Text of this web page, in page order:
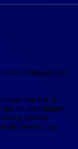
Datenquellen
von Art. 6
ein berechtigtes
und der
die Server-Log-